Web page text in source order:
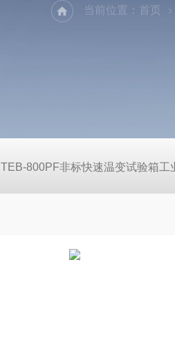
当前位置： 首页
TEB-800PF非标快速温变试验箱工